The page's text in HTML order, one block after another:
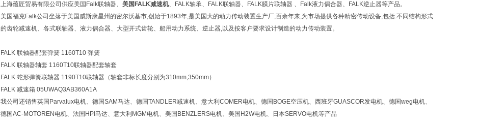
上海蕴匠贸易有限公司供应美国Falk联轴器、 美国FALK减速机、FALK轴承、FALK联轴器、FALK膜片联轴器 、Falk液力偶合器、FALK逆止器等产品。
美国福克Falk公司坐落于美国威斯康星州的密尔沃基市,创始于1893年,是美国大的动力传动装置生产厂,百余年来,为市场提供各种精密传动设备,包括:不同结构形式
的齿轮减速机、各式联轴器、液力偶合器、大型开式齿轮、船用动力系统、逆止器,以及按客户要求设计制造的动力传动装置。
FALK 联轴器配套弹簧 1160T10 弹簧
FALK 联轴器轴套 1160T10联轴器配套轴套
FALK 蛇形弹簧联轴器 1190T10联轴器（轴套非标长度分别为310mm,350mm）
FALK 减速箱 05UWAQ3AB360A1A
我公司还销售英国Parvalux电机、德国SAM马达、德国TANDLER减速机、意大利COMER电机、德国BOGE空压机、西班牙GUASCOR发电机、德国weg电机、
德国AC-MOTOREN电机、法国HPI马达、意大利MGM电机、美国BENZLERS电机、美国H2W电机、日本SERVO电机等产品